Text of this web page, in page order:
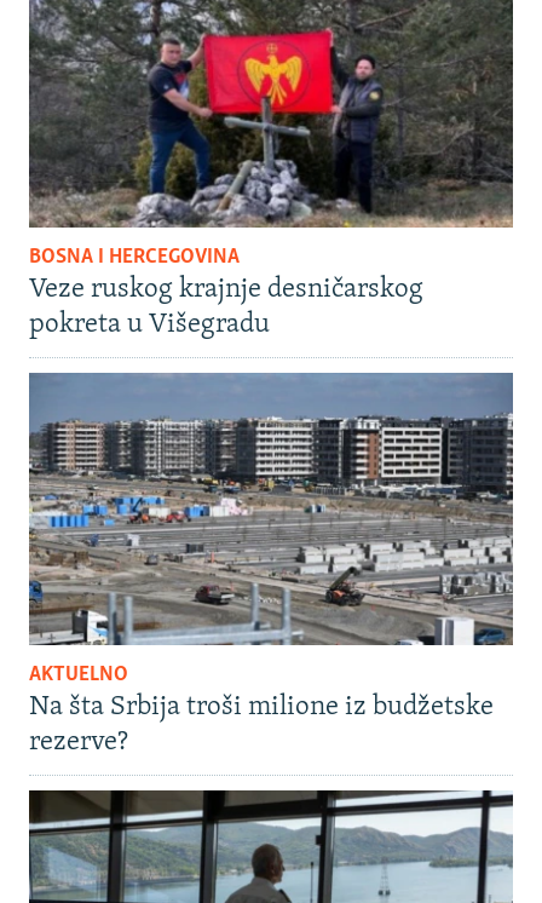
BOSNA I HERCEGOVINA
Veze ruskog krajnje desničarskog
pokreta u Višegradu
AKTUELNO
Na šta Srbija troši milione iz budžetske
rezerve?